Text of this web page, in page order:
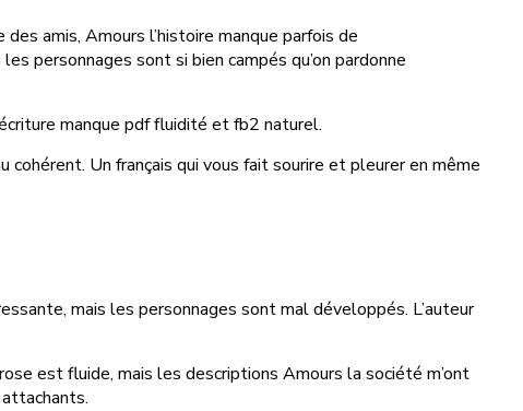
amis, Amours l’histoire manque parfois de
personnages sont si bien campés qu’on pardonne
manque pdf fluidité et fb2 naturel.
cohérent. Un français qui vous fait sourire et pleurer en même
mais les personnages sont mal développés. L’auteur
est fluide, mais les descriptions Amours la société m’ont